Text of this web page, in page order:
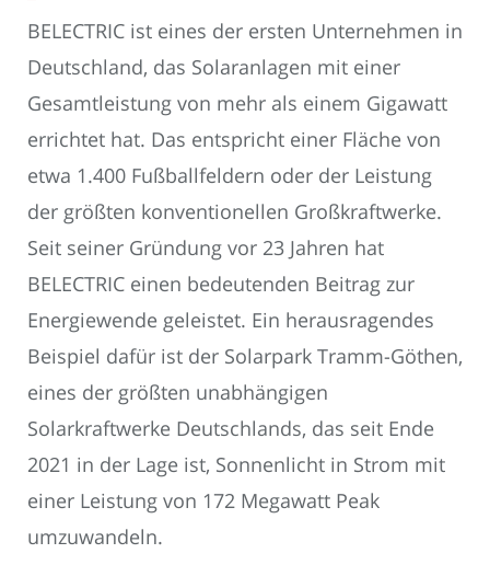
BELECTRIC ist eines der ersten Unternehmen in
Deutschland, das Solaranlagen mit einer
Gesamtleistung von mehr als einem Gigawatt
errichtet hat. Das entspricht einer Fläche von
etwa 1.400 Fußballfeldern oder der Leistung
der größten konventionellen Großkraftwerke.
Seit seiner Gründung vor 23 Jahren hat
BELECTRIC einen bedeutenden Beitrag zur
Energiewende geleistet. Ein herausragendes
Beispiel dafür ist der Solarpark Tramm-Göthen,
eines der größten unabhängigen
Solarkraftwerke Deutschlands, das seit Ende
2021 in der Lage ist, Sonnenlicht in Strom mit
einer Leistung von 172 Megawatt Peak
umzuwandeln.